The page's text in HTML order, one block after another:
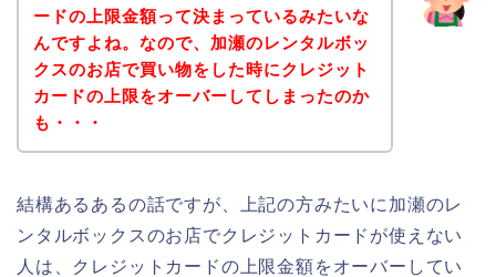
ードの上限金額って決まっているみたいな
んですよね。なので、加瀬のレンタルボッ
クスのお店で買い物をした時にクレジット
カードの上限をオーバーしてしまったのか
も・・・
結構あるあるの話ですが、上記の方みたいに加瀬のレ
ンタルボックスのお店でクレジットカードが使えない
人は、クレジットカードの上限金額をオーバーしてい